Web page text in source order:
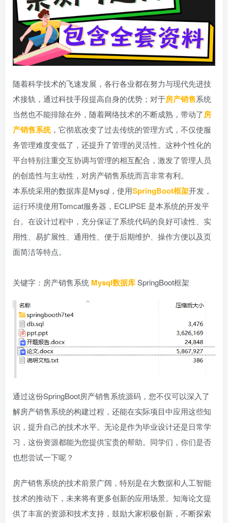
随着科学技术的飞速发展，各行各业都在努力与现代先进技
术接轨，通过科技手段提高自身的优势；对于房产销售系统
当然也不能排除在外，随着网络技术的不断成熟，带动了房
产销售系统，它彻底改变了过去传统的管理方式，不仅使服
务管理难度变低了，还提升了管理的灵活性。这种个性化的
平台特别注重交互协调与管理的相互配合，激发了管理人员
的创造性与主动性，对房产销售系统而言非常有利。
本系统采用的数据库是Mysql，使用SpringBoot框架开发，
运行环境使用Tomcat服务器，ECLIPSE 是本系统的开发平
台。在设计过程中，充分保证了系统代码的良好可读性、实
用性、易扩展性、通用性、便于后期维护、操作方便以及页
面简洁等特点。
关键字：房产销售系统 Mysql数据库SpringBoot框架
通过这份SpringBoot房产销售系统源码，您不仅可以深入了
解房产销售系统的构建过程，还能在实际项目中应用这些知
识，提升自己的技术水平。无论是作为毕业设计还是日常学
习，这份资源都能为您提供宝贵的帮助。同学们，你们是否
也想尝试一下呢？
房产销售系统的技术前景广阔，特别是在大数据和人工智能
技术的推动下，未来将有更多创新的应用场景。知海论文提
供了丰富的资源和技术支持，鼓励大家积极创新，不断探索